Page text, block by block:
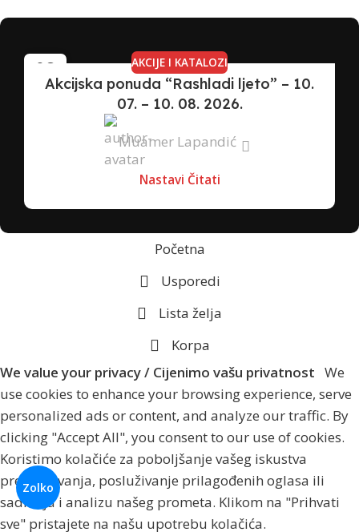
08
JUL
AKCIJE I KATALOZI
Akcijska ponuda “Rashladi ljeto” – 10.
07. – 10. 08. 2026.
Muamer Lapandić
Nastavi Čitati
Početna
Usporedi
Lista želja
Korpa
We value your privacy / Cijenimo vašu privatnost We
use cookies to enhance your browsing experience, serve
personalized ads or content, and analyze our traffic. By
clicking "Accept All", you consent to our use of cookies.
Koristimo kolačiće za poboljšanje vašeg iskustva
pregledavanja, posluživanje prilagođenih oglasa ili
sadržaja i analizu našeg prometa. Klikom na "Prihvati
sve" pristajete na našu upotrebu kolačića.
Zolko